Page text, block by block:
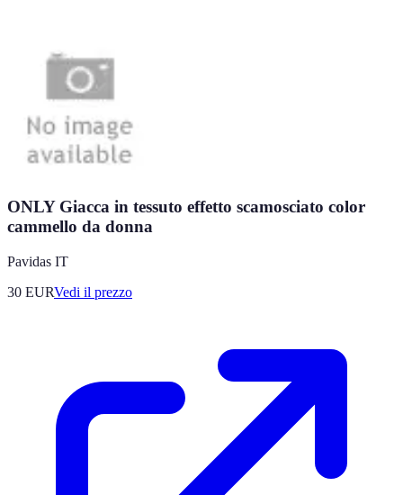
ONLY Giacca in tessuto effetto scamosciato color
cammello da donna
Pavidas IT
30 EURVedi il prezzo